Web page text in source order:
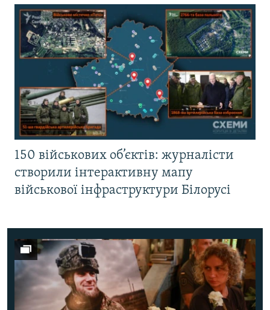
150 військових об’єктів: журналісти
створили інтерактивну мапу
військової інфраструктури Білорусі